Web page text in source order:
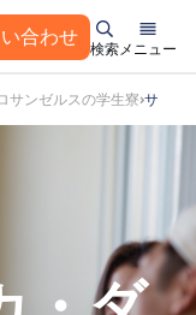
合わせ
検索メニュー
サンゼルスの学生寮 サンタ